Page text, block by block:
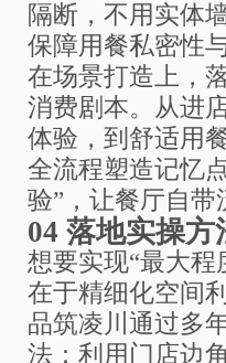
隔断，不用实体
保障用餐私密性
在场景打造上，
消费剧本。从进
体验，到舒适用
全流程塑造记忆
验”，让餐厅自
04 落地实操方
想要实现“最大
在于精细化空间
品筑凌川通过多
法：利用门店边